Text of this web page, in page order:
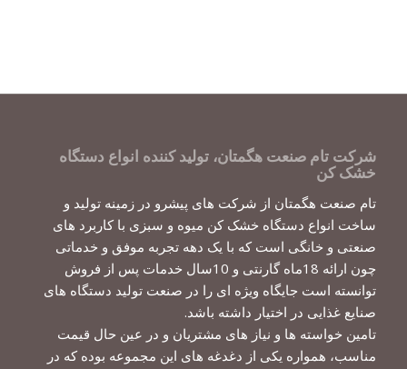
شرکت تام صنعت هگمتان، تولید کننده انواع دستگاه
خشک کن
تام صنعت هگمتان از شرکت های پیشرو در زمینه تولید و
ساخت انواع دستگاه خشک کن میوه و سبزی با کاربرد های
صنعتی و خانگی است که با یک دهه تجربه موفق و خدماتی
چون ارائه 18ماه گارنتی و 10سال خدمات پس از فروش
توانسته است جایگاه ویژه ای را در صنعت تولید دستگاه های
صنایع غذایی در اختیار داشته باشد.
تامین خواسته ها و نیاز های مشتریان و در عین حال قیمت
مناسب، همواره یکی از دغدغه های این مجموعه بوده که در